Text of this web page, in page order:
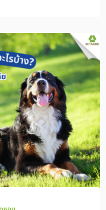
ยใจผิดปกติ เบื่ออาหาร หรือ
ทย์โดยตรง สารบัญเนื้อหา
ด้ไหม ปลอดภัยหรือเปล่า
ช่วยก้อนขนแมวได้จริงไหม
ถูกต้อง วิธีปลูกไผ่เงินแมว
ำแยแมวต่างกันอย่างไร
าการแบบไหนควรหยุดให้กิน
นแมวอย่างปลอดภัย
ไผ่เงินแมวคืออะไร ไผ่เงิน
” เป็นไม้ประดับใบเรียวยาว
ระถางเล็ก ๆ เพื่อให้แมว